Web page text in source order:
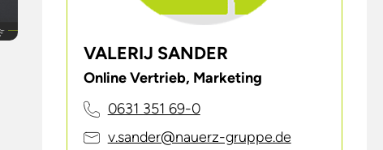
VALERIJ SANDER
Online Vertrieb, Marketing
0631 351 69-0
v.sander@nauerz-gruppe.de